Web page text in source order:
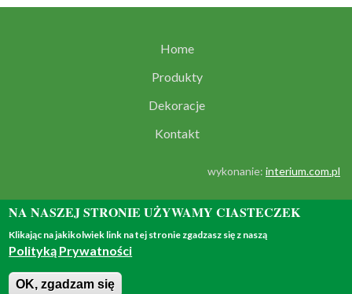
Home
Produkty
Dekoracje
Kontakt
wykonanie: interium.com.pl
© 2018 - all rights reserved
NA NASZEJ STRONIE UŻYWAMY CIASTECZEK
Klikając na jakikolwiek link na tej stronie zgadzasz się z naszą
Polityką Prywatności
OK, zgadzam się